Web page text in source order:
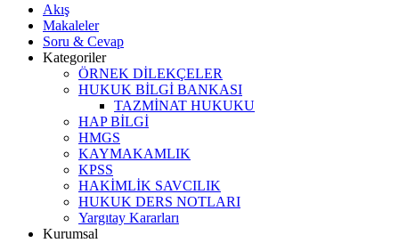
Akış
Makaleler
Soru & Cevap
Kategoriler
ÖRNEK DİLEKÇELER
HUKUK BİLGİ BANKASI
TAZMİNAT HUKUKU
HAP BİLGİ
HMGS
KAYMAKAMLIK
KPSS
HAKİMLİK SAVCILIK
HUKUK DERS NOTLARI
Yargıtay Kararları
Kurumsal